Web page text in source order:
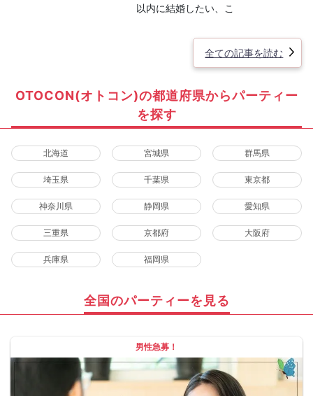
以内に結婚したい、こ
全ての記事を読む
OTOCON(オトコン)の都道府県からパーティー
を探す
北海道 宮城県 群馬県
埼玉県 千葉県 東京都
神奈川県 静岡県 愛知県
三重県 京都府 大阪府
兵庫県 福岡県
全国のパーティーを見る
男性急募！